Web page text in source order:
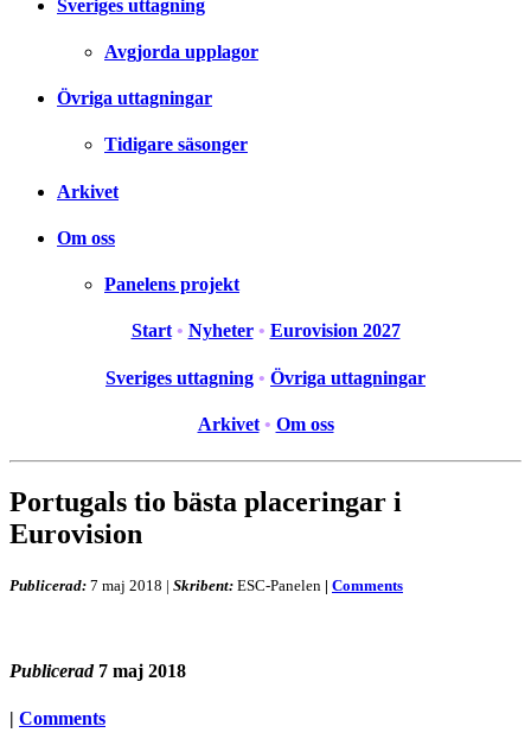
Sveriges uttagning
Avgjorda upplagor
Övriga uttagningar
Tidigare säsonger
Arkivet
Om oss
Panelens projekt
Start • Nyheter • Eurovision 2027
Sveriges uttagning • Övriga uttagningar
Arkivet • Om oss
Portugals tio bästa placeringar i
Eurovision
Publicerad: 7 maj 2018 | Skribent: ESC-Panelen | Comments
Publicerad 7 maj 2018
| Comments